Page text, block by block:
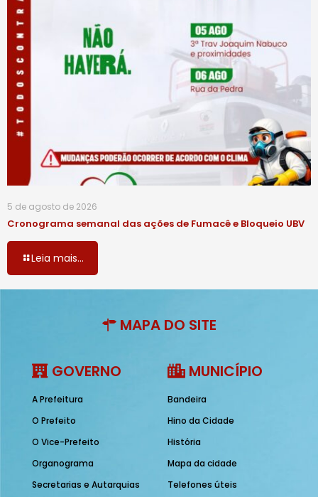
5 de agosto de 2026
Cronograma semanal das ações de Fumacê e Bloqueio UBV
Leia mais...
MAPA DO SITE
GOVERNO
A Prefeitura
O Prefeito
O Vice-Prefeito
Organograma
Secretarias e Autarquias
MUNICÍPIO
Bandeira
Hino da Cidade
História
Mapa da cidade
Telefones úteis